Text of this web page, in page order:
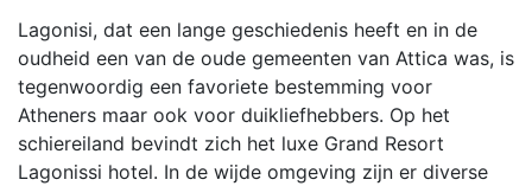
Lagonisi, dat een lange geschiedenis heeft en in de
oudheid een van de oude gemeenten van Attica was, is
tegenwoordig een favoriete bestemming voor
Atheners maar ook voor duikliefhebbers. Op het
schiereiland bevindt zich het luxe Grand Resort
Lagonissi hotel. In de wijde omgeving zijn er diverse